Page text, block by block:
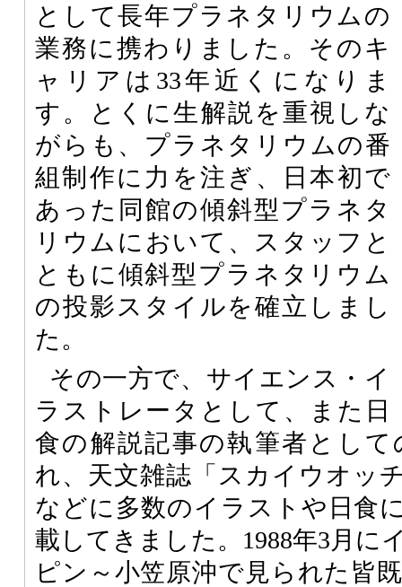
として長年プラネタリウムの
業務に携わりました。そのキ
ャリアは33年近くになりま
す。とくに生解説を重視しな
がらも、プラネタリウムの番
組制作に力を注ぎ、日本初で
あった同館の傾斜型プラネタ
リウムにおいて、スタッフと
ともに傾斜型プラネタリウム
の投影スタイルを確立しまし
た。
その一方で、サイエンス・イ
ラストレータとして、また日
食の解説記事の執筆者とし
れ、天文雑誌「スカイウオッ
などに多数のイラストや日食
載してきました。1988年3月に
ピン～小笠原沖で見られた皆